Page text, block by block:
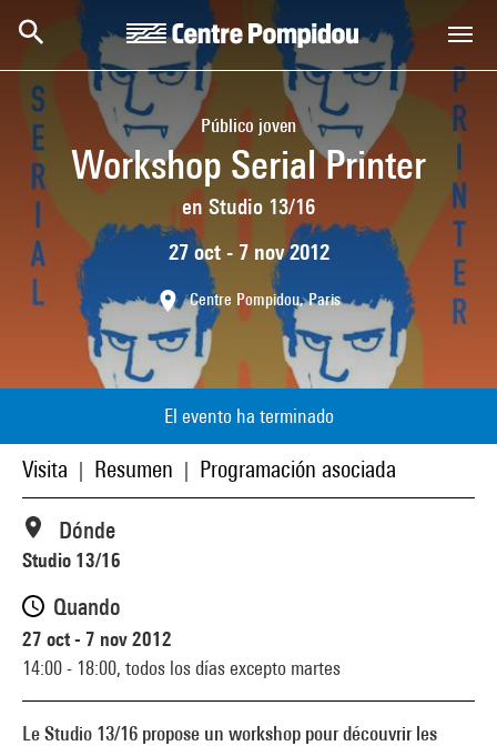
Skip to main content
Centre Pompidou
Público joven
Workshop Serial Printer
en Studio 13/16
27 oct - 7 nov 2012
Centre Pompidou, Paris
El evento ha terminado
Visita Resumen Programación asociada
Le Studio 13/16 propose un workshop pour découvrir les
Dónde
Studio 13/16
Quando
27 oct - 7 nov 2012
14:00 - 18:00, todos los días excepto martes